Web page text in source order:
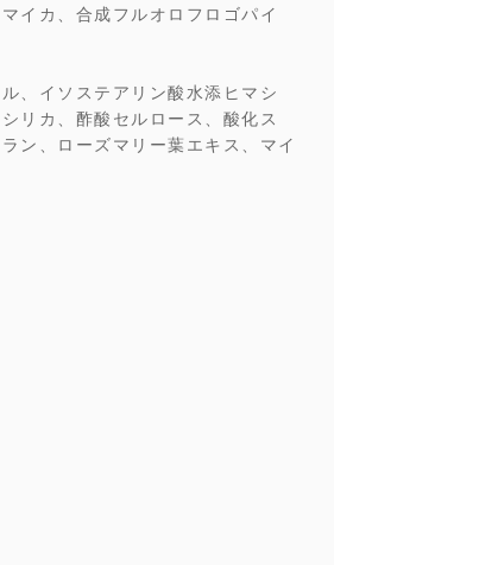
イカ、合成フルオロフロゴパイ
、イソステアリン酸水添ヒマシ
リカ、酢酸セルロース、酸化ス
ン、ローズマリー葉エキス、マイ